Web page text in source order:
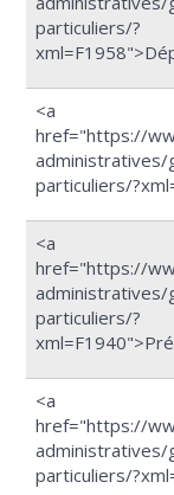
particuliers/?
<a
href="https://
administratives/
particuliers/
<a
href="https://
administratives/
particuliers/?
<a
href="https://
administratives/
particuliers/